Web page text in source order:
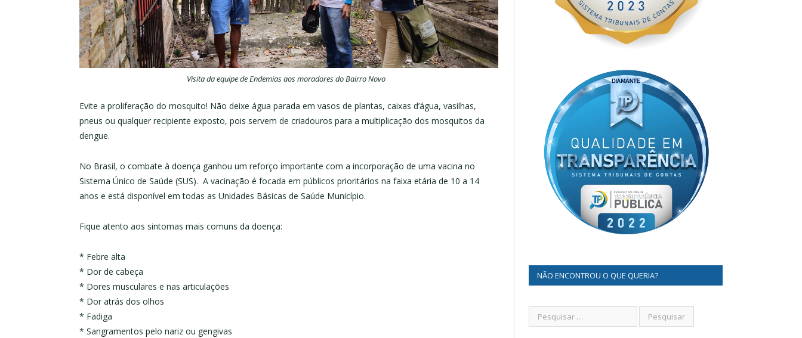
Visita da equipe de Endemias aos moradores do Bairro Novo
Evite a proliferação do mosquito! Não deixe água parada em vasos de plantas, caixas d’água, vasilhas,
pneus ou qualquer recipiente exposto, pois servem de criadouros para a multiplicação dos mosquitos da
dengue.
No Brasil, o combate à doença ganhou um reforço importante com a incorporação de uma vacina no
Sistema Único de Saúde (SUS). A vacinação é focada em públicos prioritários na faixa etária de 10 a 14
anos e está disponível em todas as Unidades Básicas de Saúde Município.
Fique atento aos sintomas mais comuns da doença:
* Febre alta
* Dor de cabeça
* Dores musculares e nas articulações
* Dor atrás dos olhos
* Fadiga
* Sangramentos pelo nariz ou gengivas
NÃO ENCONTROU O QUE QUERIA?